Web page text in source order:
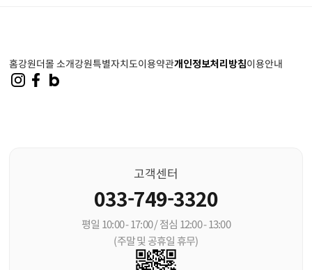
홈강원더몰 소개강원특별자치도이용약관개인정보처리방침이용안내
고객센터
033-749-3320
평일 10:00 - 17:00 / 점심 12:00 - 13:00
(주말 및 공휴일 휴무)